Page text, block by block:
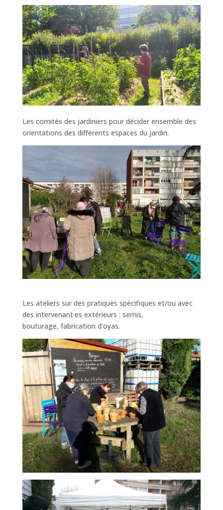
Les comités des jardiniers pour décider ensemble des
orientations des différents espaces du jardin.
Les ateliers sur des pratiques spécifiques et/ou avec
des intervenant·es extérieurs : semis,
bouturage, fabrication d’oyas.